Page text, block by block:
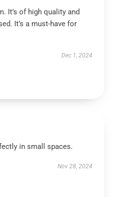
It’s of high quality and
It’s a must-have for
Dec 1, 2024
in small spaces.
Nov 28, 2024